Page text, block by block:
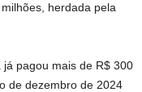
herdada pela
pagou mais de R$ 300
de dezembro de 2024